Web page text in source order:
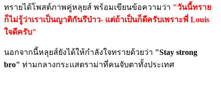
ทรายได้โพสต์ภาพคู่หลุยส์ พร้อมเขียนข้อความว่า "วันนี้ทราย
ก็ไม่รู้ว่าเราเป็นญาติกันรึป่าว- แต่ถ้าเป็นก็ดีครับเพราะพี่ Louis
ใจดีครับ"
นอกจากนี้หลุยส์ยังได้ให้กำลังใจทรายด้วยว่า "Stay strong
bro" ท่ามกลางกระเเสดราม่าที่คนจับตาทั้งประเทศ